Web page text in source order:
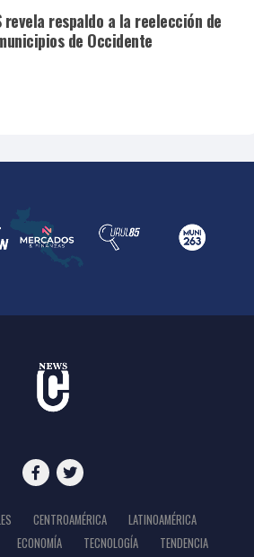
revela respaldo a la reelección de
de Occidente
CENTROAMÉRICA
LATINOAMÉRICA
ECONOMÍA TECNOLOGÍA TENDENCIA